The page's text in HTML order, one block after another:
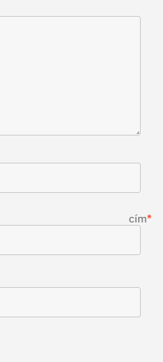
cím*